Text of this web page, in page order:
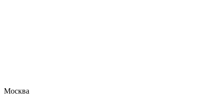
Москва